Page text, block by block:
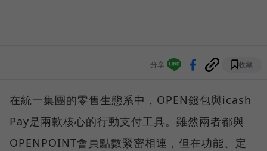
分享 收藏
在統一集團的零售生態系中，OPEN錢包與icash
Pay是兩款核心的行動支付工具。雖然兩者都與
OPENPOINT會員點數緊密相連，但在功能、定